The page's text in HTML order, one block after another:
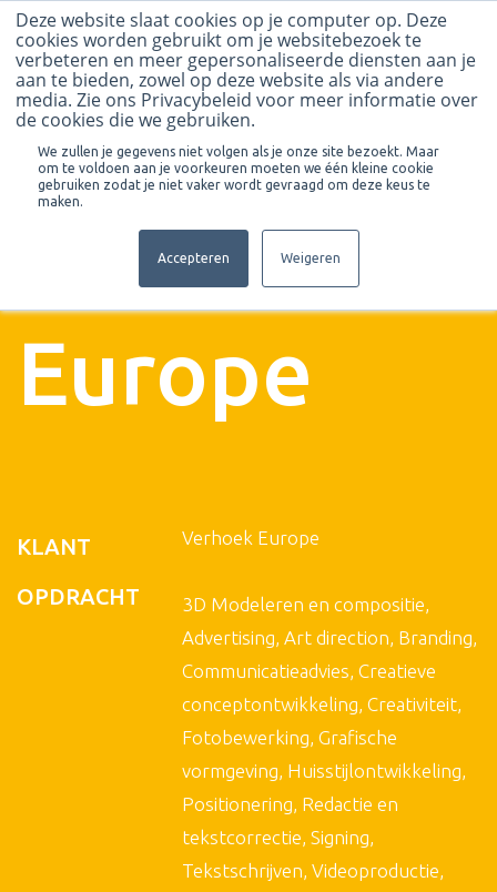
Deze website slaat cookies op je computer op. Deze
cookies worden gebruikt om je websitebezoek te
verbeteren en meer gepersonaliseerde diensten aan je
aan te bieden, zowel op deze website als via andere
media. Zie ons Privacybeleid voor meer informatie over
de cookies die we gebruiken.
We zullen je gegevens niet volgen als je onze site bezoekt. Maar
om te voldoen aan je voorkeuren moeten we één kleine cookie
gebruiken zodat je niet vaker wordt gevraagd om deze keus te
maken.
Accepteren Weigeren
Verhoek
Europe
Volgende project
KLANT
OPDRACHT
Verhoek Europe
3D Modeleren en compositie,
Advertising, Art direction, Branding,
Communicatieadvies, Creatieve
conceptontwikkeling, Creativiteit,
Fotobewerking, Grafische
vormgeving, Huisstijlontwikkeling,
Positionering, Redactie en
tekstcorrectie, Signing,
Tekstschrijven, Videoproductie,